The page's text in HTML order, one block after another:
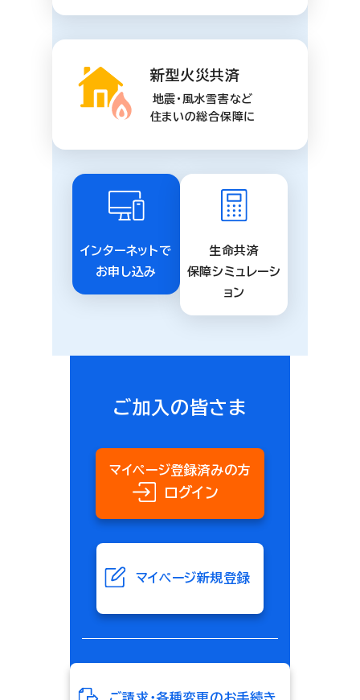
新型火災共済
地震・風水雪害など
住まいの総合保障に
インターネットで
お申し込み
生命共済
保障シミュレーシ
ョン
ご加入の皆さま
マイページ登録済みの方
ログイン
マイページ新規登録
ご請求・各種変更のお手続き